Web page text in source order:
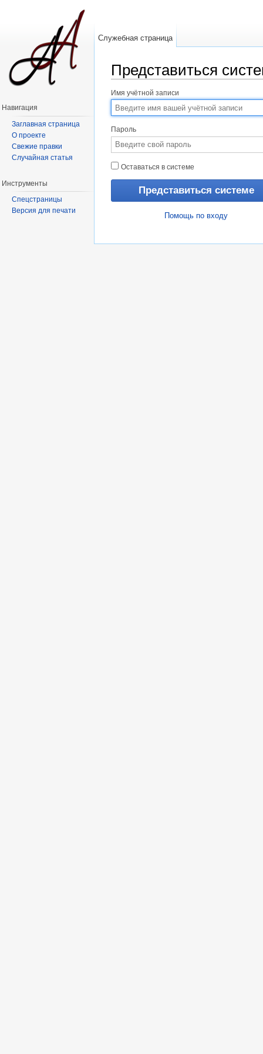
Представиться
Имя учётной записи
Пароль
Оставаться в системе
Помощь по входу
Служебная страница
Навигация
Заглавная страница
О проекте
Свежие правки
Случайная статья
Инструменты
Спецстраницы
Версия для печати